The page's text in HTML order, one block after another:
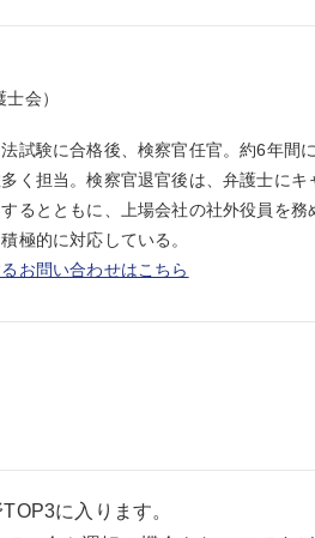
士会）
試験に合格後、検察官任官。約6年間
く担当。検察官退官後は、弁護士にキ
るとともに、上場会社の社外役員を
極的に対応している。
お問い合わせはこちら
に入ります。